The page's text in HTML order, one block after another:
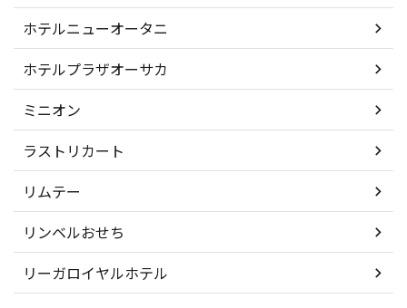
ホテルニューオータニ
ホテルプラザオーサカ
ミニオン
ラストリカート
リムテー
リンベルおせち
リーガロイヤルホテル